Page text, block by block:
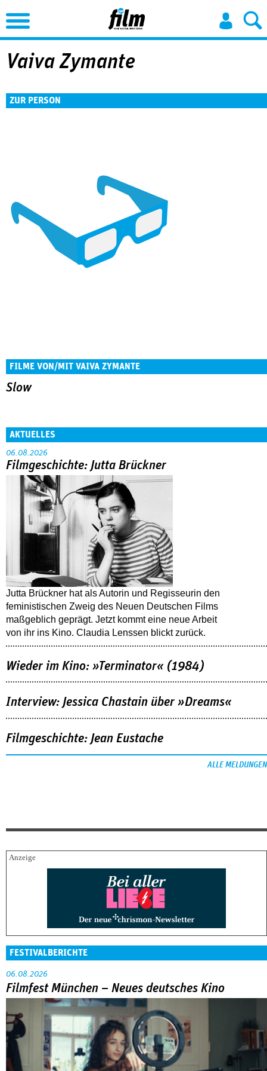
Jump to Navigation
Vaiva Zymante
ZUR PERSON
FILME VON/MIT VAIVA ZYMANTE
Slow
AKTUELLES
06.08.2026
Filmgeschichte: Jutta Brückner
Jutta Brückner hat als Autorin und Regisseurin den
feministischen Zweig des Neuen Deutschen Films
maßgeblich geprägt. Jetzt kommt eine neue Arbeit
von ihr ins Kino. Claudia Lenssen blickt zurück.
Wieder im Kino: »Terminator« (1984)
Interview: Jessica Chastain über »Dreams«
Filmgeschichte: Jean Eustache
ALLE MELDUNGEN
FESTIVALBERICHTE
06.08.2026
Filmfest München – Neues deutsches Kino